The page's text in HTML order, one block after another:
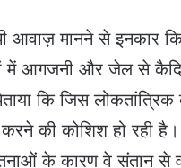
आवाज़ मानने से इनकार
में आगजनी और जेल से
कि जिस
की कोशिश हो रही है।
के कारण वे संतान से